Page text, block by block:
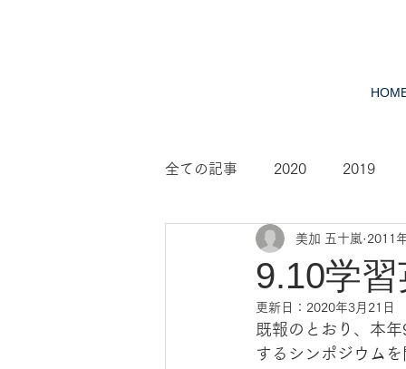
全ての記事 2020 2019
2009 2008
9.10学
美加 五十嵐 2011
更新日： 2020年3月21日
既報のとおり、本
するシンポジウム